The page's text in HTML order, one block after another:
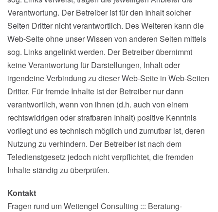
Verantwortung. Der Betreiber ist für den Inhalt solcher
Seiten Dritter nicht verantwortlich. Des Weiteren kann die
Web-Seite ohne unser Wissen von anderen Seiten mittels
sog. Links angelinkt werden. Der Betreiber übernimmt
keine Verantwortung für Darstellungen, Inhalt oder
irgendeine Verbindung zu dieser Web-Seite in Web-Seiten
Dritter. Für fremde Inhalte ist der Betreiber nur dann
verantwortlich, wenn von ihnen (d.h. auch von einem
rechtswidrigen oder strafbaren Inhalt) positive Kenntnis
vorliegt und es technisch möglich und zumutbar ist, deren
Nutzung zu verhindern. Der Betreiber ist nach dem
Teledienstgesetz jedoch nicht verpflichtet, die fremden
Inhalte ständig zu überprüfen.
Kontakt
Fragen rund um Wettengel Consulting ::: Beratung-